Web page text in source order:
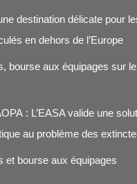
destination délicate pour
en dehors de l’Europe
bourse aux équipages sur
: L’EASA valide une
au problème des
et bourse aux équipages